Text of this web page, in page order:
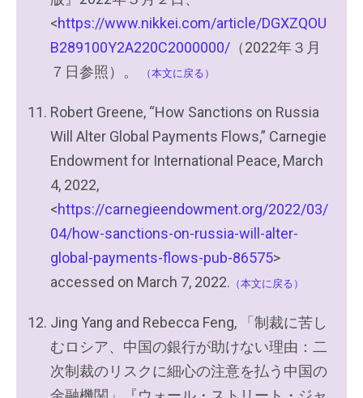
<https://www.nikkei.com/article/DGXZQOU
B289100Y2A220C2000000/ （2022年３月
７日参照）。
（本文に戻る）
Robert Greene, “How Sanctions on Russia
Will Alter Global Payments Flows,” Carnegie
Endowment for International Peace, March
4, 2022,
<https://carnegieendowment.org/2022/03/
04/how-sanctions-on-russia-will-alter-
global-payments-flows-pub-86575>
accessed on March 7, 2022. （本文に戻る）
Jing Yang and Rebecca Feng, 「制裁に苦し
むロシア、中国の銀行が助けない理由：二
次制裁のリスクに細心の注意を払う中国の